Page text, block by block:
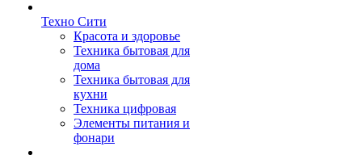
Техно Сити
Красота и здоровье
Техника бытовая для
дома
Техника бытовая для
кухни
Техника цифровая
Элементы питания и
фонари